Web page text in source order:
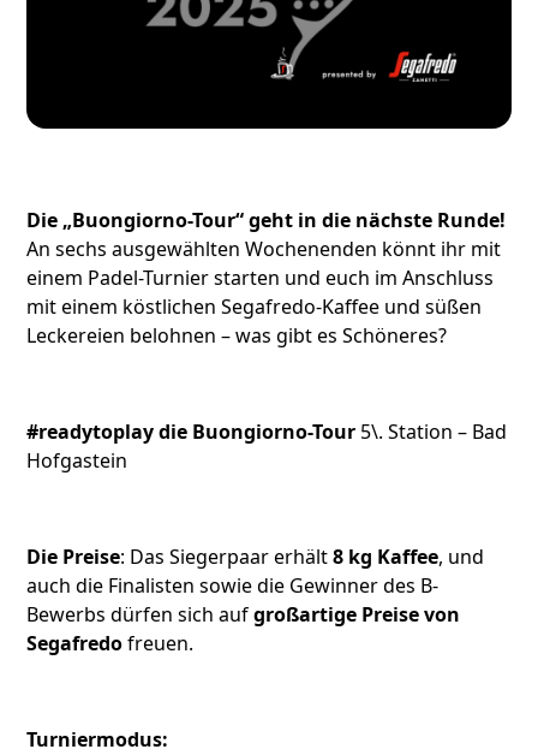
Die „Buongiorno-Tour“ geht in die nächste Runde!
An sechs ausgewählten Wochenenden könnt ihr mit
einem Padel-Turnier starten und euch im Anschluss
mit einem köstlichen Segafredo-Kaffee und süßen
Leckereien belohnen – was gibt es Schöneres?
#readytoplay die Buongiorno-Tour 5\. Station – Bad
Hofgastein
Die Preise: Das Siegerpaar erhält8 kg Kaffee, und
auch die Finalisten sowie die Gewinner des B-
Bewerbs dürfen sich aufgroßartige Preise von
Segafredofreuen.
Turniermodus: